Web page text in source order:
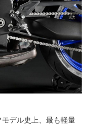
デル史上、最も軽量